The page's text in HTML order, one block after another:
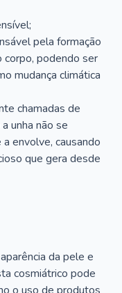
pela formação
corpo, podendo ser
mudança climática
chamadas de
unha não se
envolve, causando
que gera desde
da pele e
cosmiátrico pode